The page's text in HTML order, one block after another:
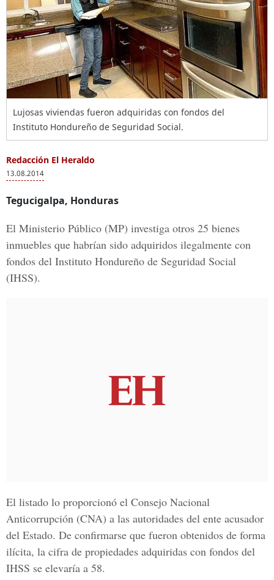
Lujosas viviendas fueron adquiridas con fondos del
Instituto Hondureño de Seguridad Social.
Redacción El Heraldo
13.08.2014
Tegucigalpa, Honduras
El Ministerio Público (MP) investiga otros 25 bienes
inmuebles que habrían sido adquiridos ilegalmente con
fondos del Instituto Hondureño de Seguridad Social
(IHSS).
El listado lo proporcionó el Consejo Nacional
Anticorrupción (CNA) a las autoridades del ente acusador
del Estado. De confirmarse que fueron obtenidos de forma
ilícita, la cifra de propiedades adquiridas con fondos del
IHSS se elevaría a 58.